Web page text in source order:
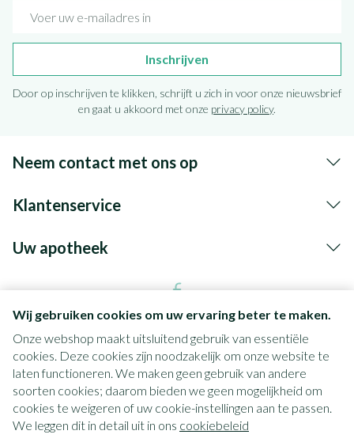
Wij gebruiken cookies om uw ervaring beter te maken.
Onze webshop maakt uitsluitend gebruik van essentiële
cookies. Deze cookies zijn noodzakelijk om onze website te
laten functioneren. We maken geen gebruik van andere
soorten cookies; daarom bieden we geen mogelijkheid om
cookies te weigeren of uw cookie-instellingen aan te passen.
We leggen dit in detail uit in ons cookiebeleid
Inschrijven
Door op inschrijven te klikken, schrijft u zich in voor onze nieuwsbrief
en gaat u akkoord met onze privacy policy.
Neem contact met ons op
Klantenservice
Uw apotheek
Juridische links